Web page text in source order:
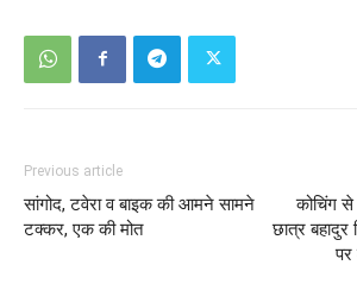
Previous article
सांगोद, टवेरा व बाइक की आमने सामने
टक्कर, एक की मोत
कोचिंग
छात्र बहादुर
पर